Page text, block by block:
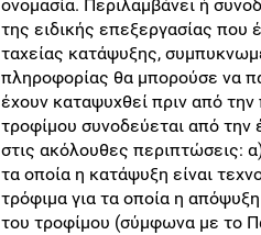
ονομασία. Περιλαμβάνει ή
της ειδικής επεξεργασίας που
ταχείας κατάψυξης,
πληροφορίας θα μπορούσε να
έχουν καταψυχθεί πριν από
τροφίμου συνοδεύεται από
στις ακόλουθες περιπτώσεις:
τα οποία η κατάψυξη είναι
τρόφιμα για τα οποία η
του τροφίμου (σύμφωνα με το